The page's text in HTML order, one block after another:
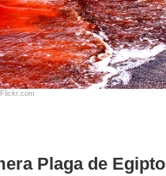
Plaga de Egipto